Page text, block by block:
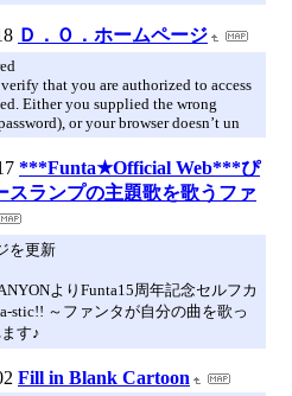
Ｄ．Ｏ．ホームページ
that you are authorized to access
Either you supplied the wrong
or your browser doesn’t un
***Funta★Official Web***ぴ
スランプの主題歌を歌うファ
を更新
よりFunta15周年記念セルフカ
stic!! ～ファンタが自分の曲を歌っ
す♪
Fill in Blank Cartoon